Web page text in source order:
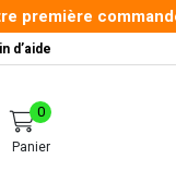
première
d’aide
Panier
0